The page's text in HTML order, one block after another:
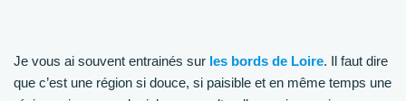
Je vous ai souvent entrainés sur les bords de Loire. Il faut dire
que c’est une région si douce, si paisible et en même temps une